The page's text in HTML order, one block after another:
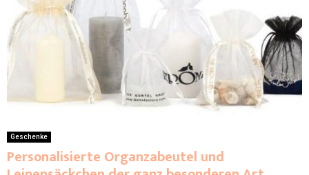
Geschenke
Personalisierte Organzabeutel und